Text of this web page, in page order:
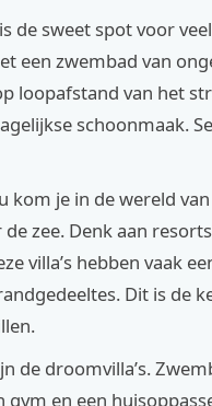
de sweet spot voor
een zwembad van
loopafstand van het
schoonmaak.
kom je in de wereld van
zee. Denk aan
villa’s hebben vaak
Dit is de
de droomvilla’s.
en een